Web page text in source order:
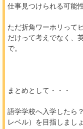
仕事見つけられる可能
ただ折角ワーホリって
だけって考えでなく、
で。
まとめとして・・・
語学学校へ入学したら
レベル）を目指しまし